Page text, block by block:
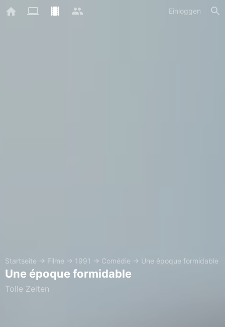
Einloggen
Startseite → Filme → 1991 → Comédie → Une époque formidable
Une époque formidable
Tolle Zeiten